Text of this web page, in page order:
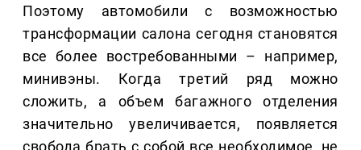
Поэтому автомобили с возможностью
трансформации салона сегодня становятся
все более востребованными – например,
минивэны. Когда третий ряд можно
сложить, а объем багажного отделения
значительно увеличивается, появляется
свобода брать с собой все необходимое, не